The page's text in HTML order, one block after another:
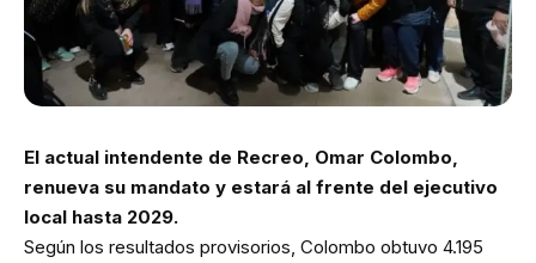
El actual intendente de Recreo, Omar Colombo,
renueva su mandato y estará al frente del ejecutivo
local hasta 2029.
Según los resultados provisorios, Colombo obtuvo 4.195